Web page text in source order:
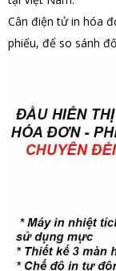
Cân điện tử in hóa
phiếu, để so sánh